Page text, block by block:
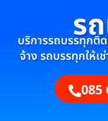
ร
บริการรถบรรทุกติด
จ้าง รถบรรทุกให้เ
085